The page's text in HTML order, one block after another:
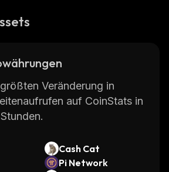
Veränderung in
auf CoinStats in
Cash Cat
Pi Network